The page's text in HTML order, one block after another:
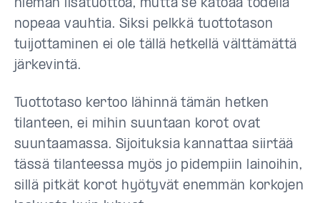
hieman lisätuottoa, mutta se katoaa todella
nopeaa vauhtia. Siksi pelkkä tuottotason
tuijottaminen ei ole tällä hetkellä välttämättä
järkevintä.
Tuottotaso kertoo lähinnä tämän hetken
tilanteen, ei mihin suuntaan korot ovat
suuntaamassa. Sijoituksia kannattaa siirtää
tässä tilanteessa myös jo pidempiin lainoihin,
sillä pitkät korot hyötyvät enemmän korkojen